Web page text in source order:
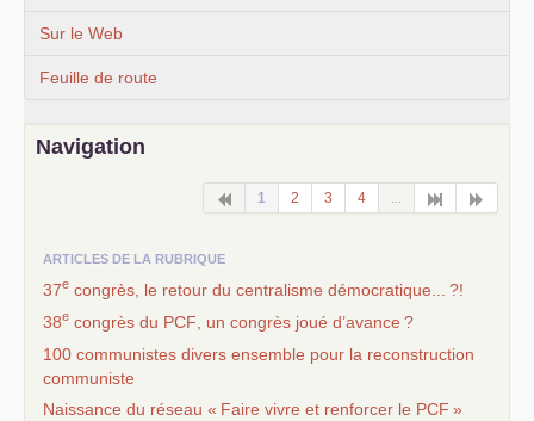
Sur le Web
Feuille de route
Navigation
1 2 3 4
ARTICLES DE LA RUBRIQUE
37e congrès, le retour du centralisme démocratique...
?!
38e congrès du PCF , un congrès joué d’avance ?
100 communistes divers ensemble pour la reconstruction
communiste
Naissance du réseau « Faire vivre et renforcer le PCF »